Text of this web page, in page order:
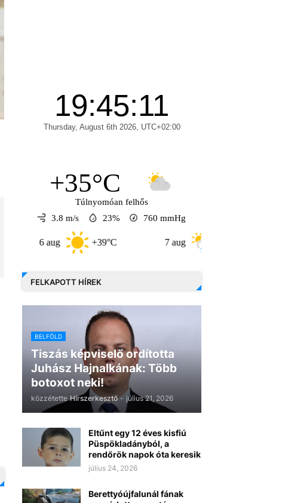
+35°C
Túlnyomóan felhős
3.8 m/s
23% 760 mmHg
+39°C +33°C
FELKAPOTT HÍREK
BELFÖLD
Tiszás képviselő ordította
Juhász Hajnalkának: Több
botoxot neki!
közzétette Hírszerkesztő - július 21, 2026
Eltűnt egy 12 éves kisfiú
Püspökladányból, a
rendőrök napok óta keresik
július 24, 2026
Berettyóújfalunál fának